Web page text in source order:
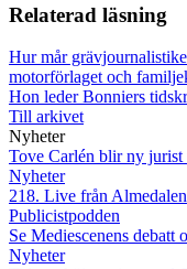
Relaterad läsning
Hur mår
motorförlaget och
Hon leder Bonniers
Till arkivet
Nyheter
Tove Carlén blir ny
Nyheter
218. Live från Almedalen
Publicistpodden
Se Mediescenens
Nyheter